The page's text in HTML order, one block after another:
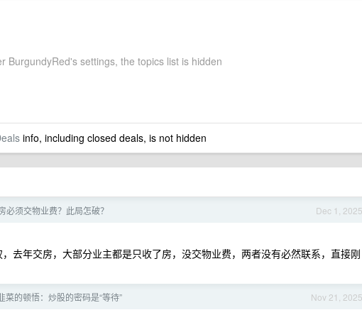
BurgundyRed's settings, the topics list is hidden
info, including closed deals, is not hidden
Dec 1, 2025
必须交物业费？此局怎破？
去年交房，大部分业主都是只收了房，没交物业费，两者没有必然联系，直接刚
Nov 21, 2025
菜的顿悟：炒股的密码是“等待”